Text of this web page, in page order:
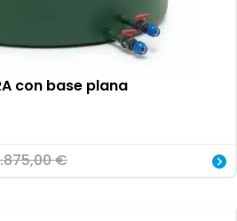
con base plana
€